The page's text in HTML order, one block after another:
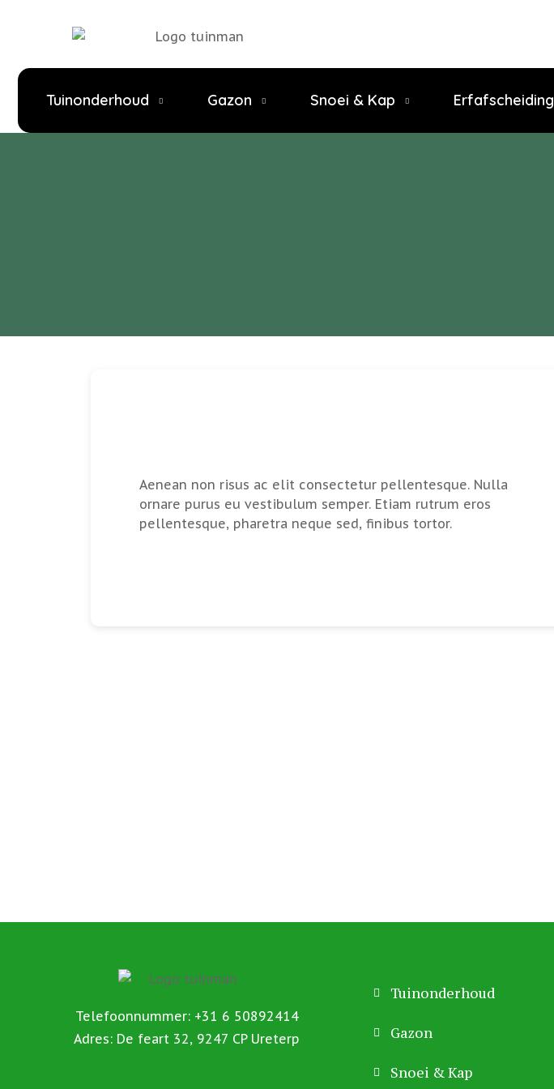
Tuinonderhoud Gazon Snoei & Kap Erfafscheiding
Aenean non risus ac elit consectetur pellentesque. Nulla
ornare purus eu vestibulum semper. Etiam rutrum eros
pellentesque, pharetra neque sed, finibus tortor.
Telefoonnummer: +31 6 50892414
Adres: De feart 32, 9247 CP Ureterp
Tuinonderhoud
Gazon
Snoei & Kap